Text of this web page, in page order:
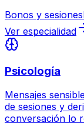
Bonos y sesiones
Ver especialidad
Psicología
Mensajes
de sesiones y
conversación lo